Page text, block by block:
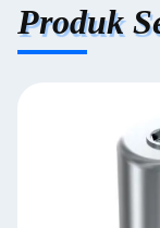
Produk